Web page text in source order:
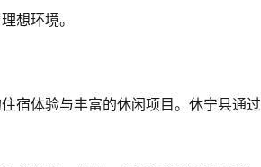
想环境。
宿体验与丰富的休闲项目。休宁县通过